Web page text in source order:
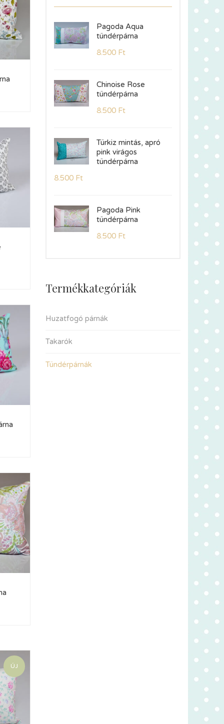
ÚJ
Pagoda Aqua
tündérpárna
8.500 Ft
Chinoise Rose
tündérpárna
8.500 Ft
Türkiz mintás, apró
pink virágos
tündérpárna
8.500 Ft
Pagoda Pink
tündérpárna
8.500 Ft
Termékkategóriák
Huzatfogó párnák
Takarók
Tündérpárnák